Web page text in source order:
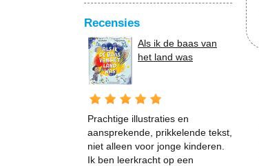
Recensies
Als ik de baas van
het land was
Prachtige illustraties en
aansprekende, prikkelende tekst,
niet alleen voor jonge kinderen.
Ik ben leerkracht op een